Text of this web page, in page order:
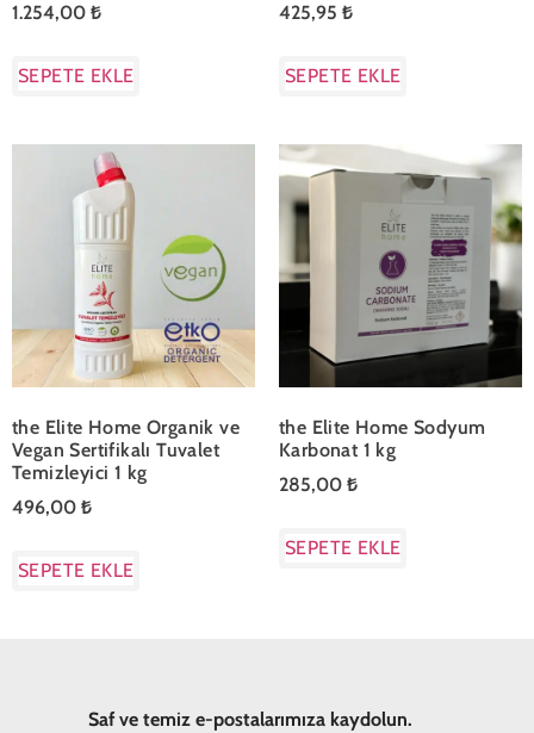
1.254,00 ₺
SEPETE EKLE
425,95 ₺
SEPETE EKLE
the Elite Home Organik ve
Vegan Sertifikalı Tuvalet
Temizleyici 1 kg
496,00 ₺
SEPETE EKLE
the Elite Home Sodyum
Karbonat 1 kg
285,00 ₺
SEPETE EKLE
Saf ve temiz e-postalarımıza kaydolun.